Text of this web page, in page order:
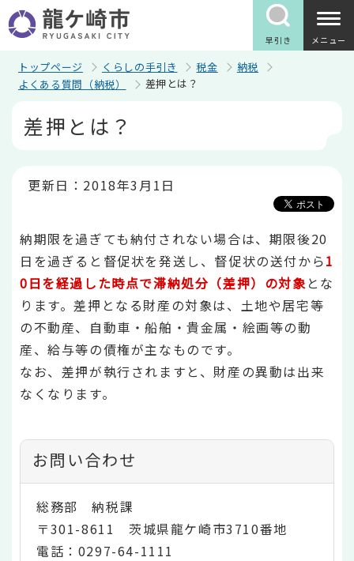
の
ペ
早引き メニュー
トップページ くらしの手引き 税金
納税
よくある質問（納税）
差押とは？
差押とは？
更新日：2018年3月1日
納期限を過ぎても納付されない場合は、期限後20
日を過ぎると督促状を発送し、督促状の送付から1
0日を経過した時点で滞納処分（差押）の対象とな
ります。差押となる財産の対象は、土地や居宅等
の不動産、自動車・船舶・貴金属・絵画等の動
産、給与等の債権が主なものです。
なお、差押が執行されますと、財産の異動は出来
なくなります。
お問い合わせ
総務部 納税課
〒301-8611 茨城県龍ケ崎市3710番地
電話：0297-64-1111